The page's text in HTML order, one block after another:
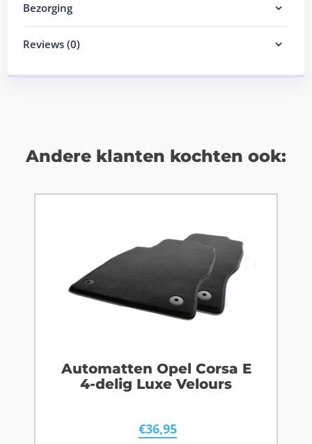
Bezorging
Reviews (0)
Andere klanten kochten ook:
Automatten Opel Corsa E
4-delig Luxe Velours
€36,95